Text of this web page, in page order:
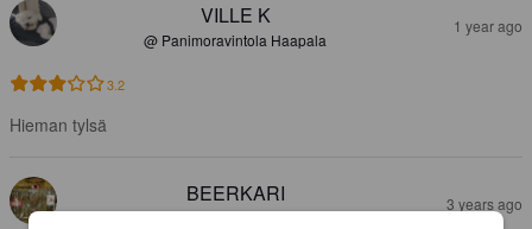
VILLE K
@ Panimoravintola Haapala
1 year ago
3.2
Hieman tylsä
BEERKARI
@ Haapala Brewery
3 years ago